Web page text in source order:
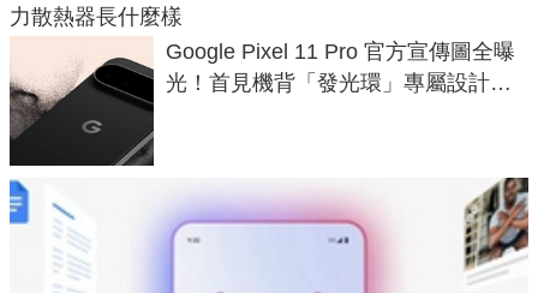
力散熱器長什麼樣
Google Pixel 11 Pro 官方宣傳圖全曝
光！首見機背「發光環」專屬設計、